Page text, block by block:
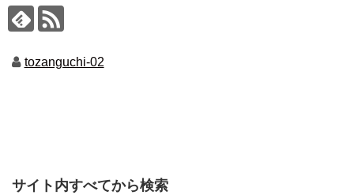
tozanguchi-02
サイト内すべてから検索